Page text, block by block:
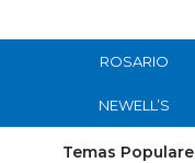
ROSARIO
NEWELL’S
Temas